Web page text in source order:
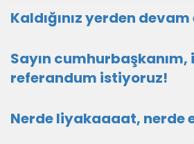
Kaldığınız yerden
Sayın
referandum istiyoruz!
Nerde liyakaaaat, nerde